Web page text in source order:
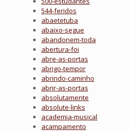
544-feridos
abaetetuba
abaixo-segue
abandonem-toda
abertura-foi
abre-as-portas
abrigo-tempor
abrindo-caminho
abrir-as-portas
absolutamente
absolute-links
academia-musical
acampamento